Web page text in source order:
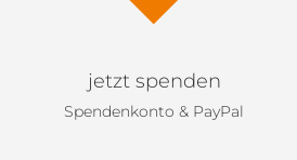
jetzt spenden
Spendenkonto & PayPal